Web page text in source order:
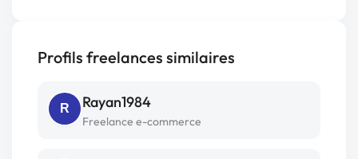
Profils freelances similaires
R Rayan1984
Freelance e-commerce